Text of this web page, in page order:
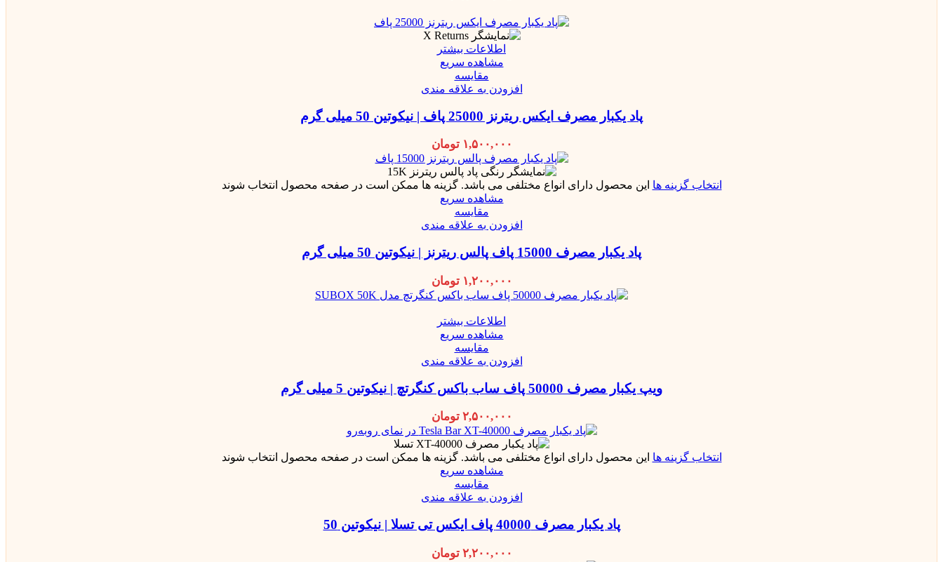
اطلاعات بیشتر
مشاهده سریع
مقایسه
افزودن به علاقه مندی
پاد یکبار مصرف ایکس ریترنز 25000 پاف | نیکوتین 50 میلی گرم
۱,۵۰۰,۰۰۰ تومان
انتخاب گزینه ها این محصول دارای انواع مختلفی می باشد. گزینه ها ممکن است در صفحه محصول انتخاب شوند
مشاهده سریع
مقایسه
افزودن به علاقه مندی
پاد یکبار مصرف 15000 پاف پالس ریترنز | نیکوتین 50 میلی گرم
۱,۲۰۰,۰۰۰ تومان
اطلاعات بیشتر
مشاهده سریع
مقایسه
افزودن به علاقه مندی
ویپ یکبار مصرف 50000 پاف ساب باکس کنگرتچ | نیکوتین 5 میلی گرم
۲,۵۰۰,۰۰۰ تومان
انتخاب گزینه ها این محصول دارای انواع مختلفی می باشد. گزینه ها ممکن است در صفحه محصول انتخاب شوند
مشاهده سریع
مقایسه
افزودن به علاقه مندی
پاد یکبار مصرف 40000 پاف ایکس تی تسلا | نیکوتین 50
۲,۲۰۰,۰۰۰ تومان